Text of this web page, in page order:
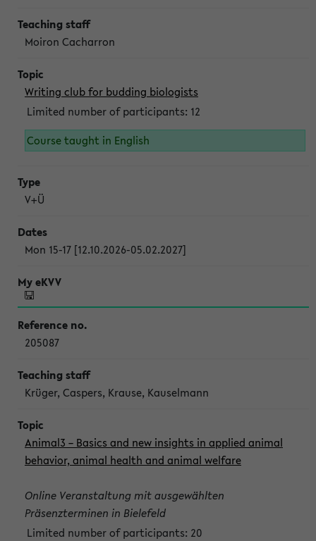
Moiron Cacharron
Writing club for budding biologists
Limited number of participants: 12
Course taught in English
V+Ü
Mon 15-17 [12.10.2026-05.02.2027]
205087
Krüger, Caspers, Krause, Kauselmann
Animal3 – Basics and new insights in applied animal
behavior, animal health and animal welfare
Online Veranstaltung mit ausgewählten
Präsenzterminen in Bielefeld
Limited number of participants: 20